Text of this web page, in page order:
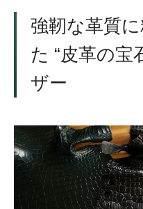
強靭な革質
た “皮革の宝
ザー